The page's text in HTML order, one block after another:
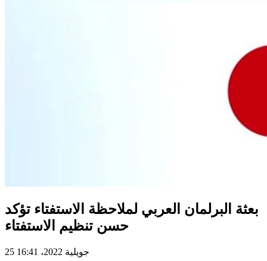
بعثة البرلمان العربي لملاحظة الاستفتاء تؤكد
حسن تنظيم الاستفتاء
25 جويلية 2022، 16:41